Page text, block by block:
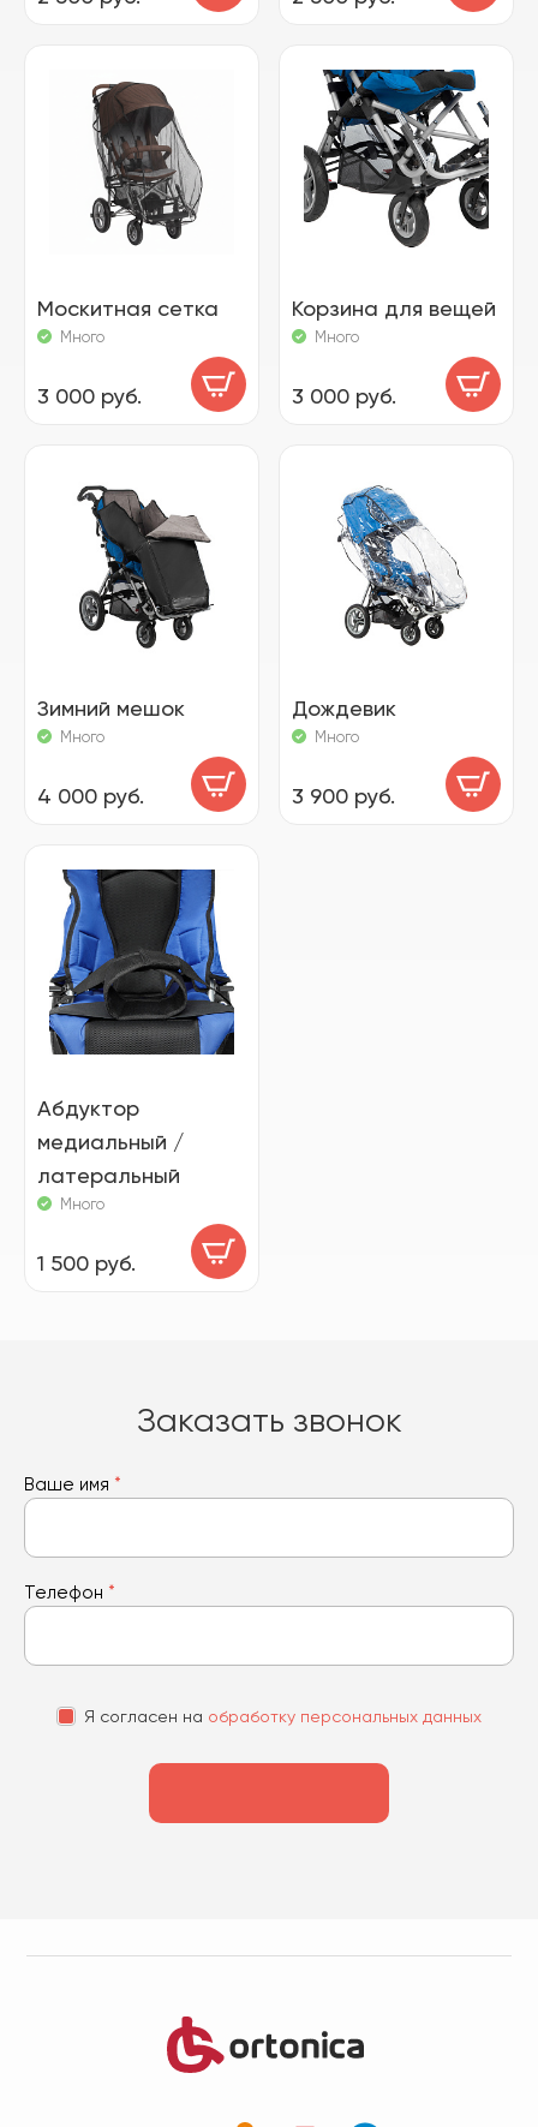
Москитная сетка
Много
3 000 руб.
Корзина для вещей
Много
3 000 руб.
Зимний мешок
Много
4 000 руб.
Дождевик
Много
3 900 руб.
Абдуктор
медиальный /
латеральный
Много
1 500 руб.
Заказать звонок
Ваше имя *
Телефон *
Я согласен на обработку персональных данных